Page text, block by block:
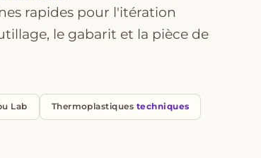
rapides pour l'itération
le gabarit et la pièce de
Lab Thermoplastiques techniques